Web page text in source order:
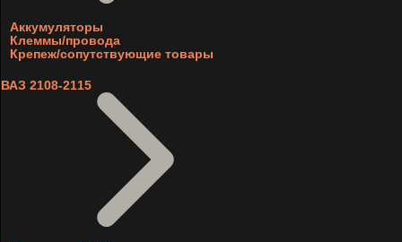
Аккумуляторы
Клеммы/провода
Крепеж/сопутствующие товары
ВАЗ 2108-2115